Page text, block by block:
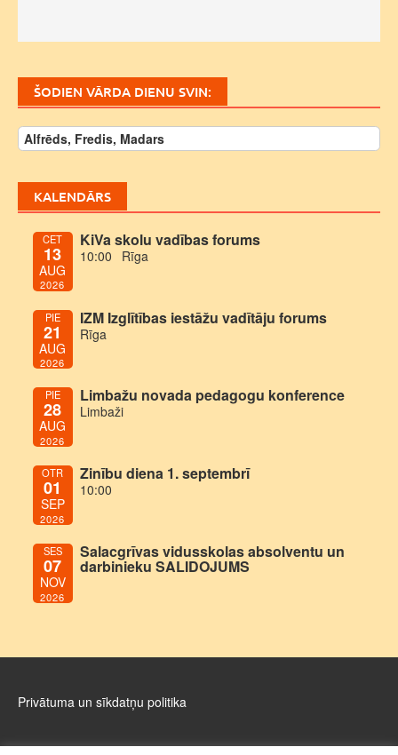
ŠODIEN VĀRDA DIENU SVIN:
Alfrēds, Fredis, Madars
KALENDĀRS
CET
13
AUG
2026
KiVa skolu vadības forums
10:00 Rīga
PIE
21
AUG
2026
IZM Izglītības iestāžu vadītāju forums
Rīga
PIE
28
AUG
2026
Limbažu novada pedagogu konference
Limbaži
OTR
01
SEP
2026
Zinību diena 1. septembrī
10:00
SES
07
NOV
2026
Salacgrīvas vidusskolas absolventu un
darbinieku SALIDOJUMS
Privātuma un sīkdatņu politika